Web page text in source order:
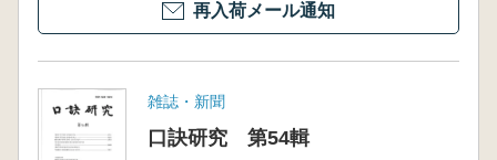
再入荷メール通知
雑誌・新聞
口訣研究 第54輯